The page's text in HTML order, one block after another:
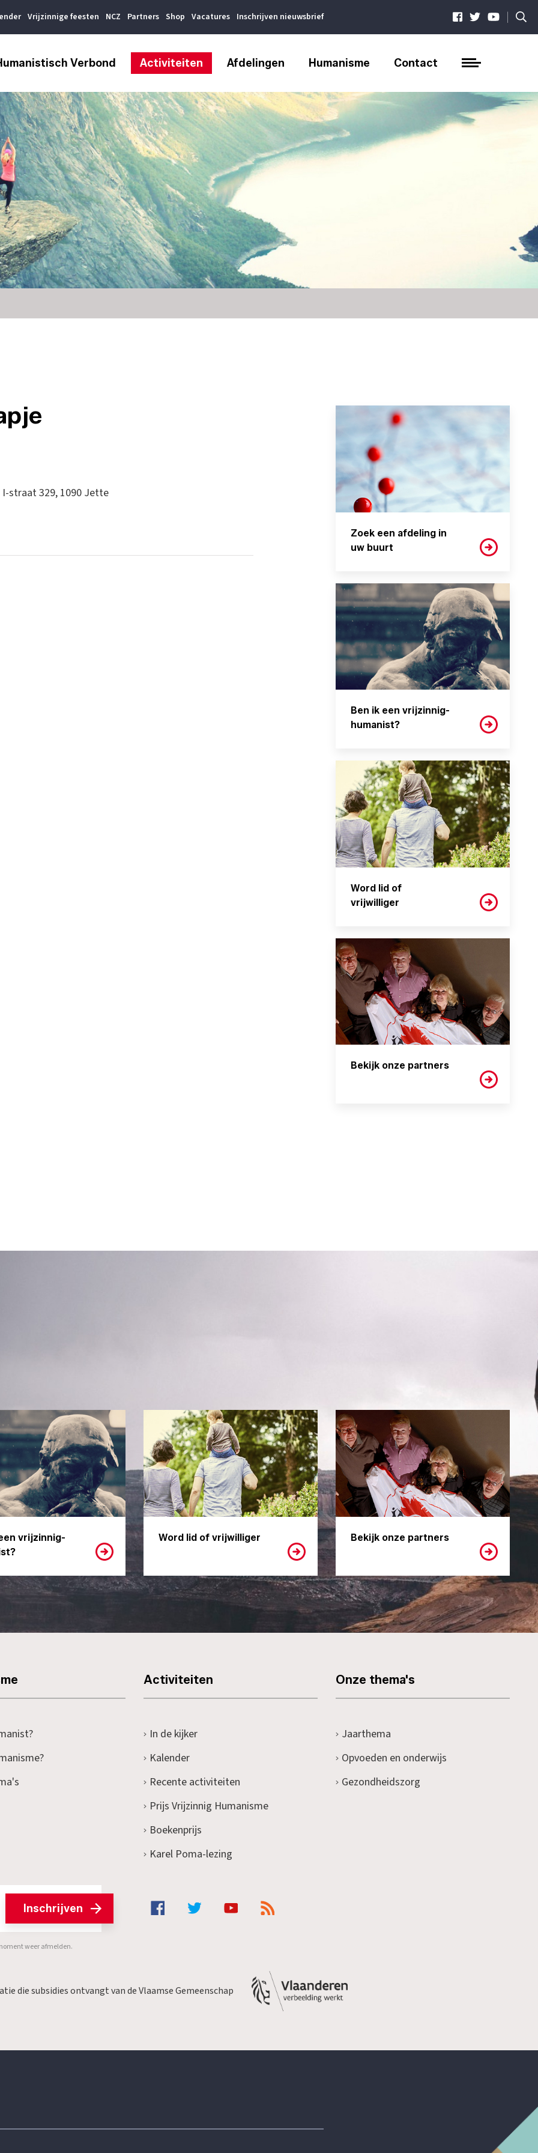
Vrijzinnige feesten NCZ Partners Shop Vacatures Inschrijven nieuwsbrief |
Verbond Activiteiten Afdelingen Humanisme Contact
I-straat 329, 1090 Jette
Zoek een afdeling in
uw buurt
Ben ik een vrijzinnig-
humanist?
Word lid of
vrijwilliger
Bekijk onze partners
vrijzinnig-
Word lid of vrijwilliger Bekijk onze partners
Activiteiten
In de kijker
Kalender
Recente activiteiten
Prijs Vrijzinnig Humanisme
Boekenprijs
Karel Poma-lezing
Onze thema's
Jaarthema
Opvoeden en onderwijs
Gezondheidszorg
Inschrijven
weer afmelden.
die subsidies ontvangt van de Vlaamse Gemeenschap